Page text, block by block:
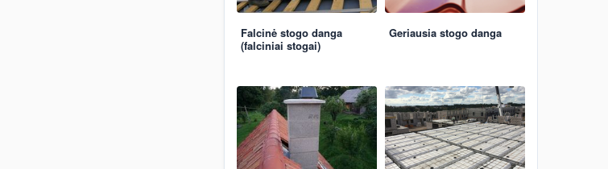
Falcinė stogo danga
(falciniai stogai)
Geriausia stogo danga